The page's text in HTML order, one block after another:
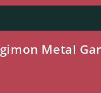
Metal